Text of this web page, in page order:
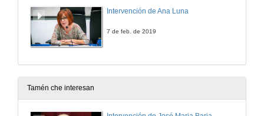
Intervención de Ana Luna
7 de feb. de 2019
Tamén che interesan